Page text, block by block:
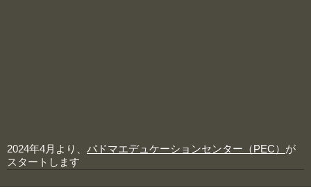
2024年4月より、 パドマエデュケーションセンター（PEC） が
スタートします